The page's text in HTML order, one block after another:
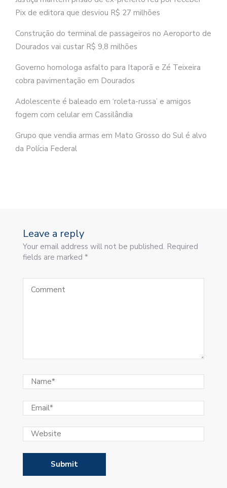
Pix de editora que desviou R$ 27 milhões
Construção do terminal de passageiros no Aeroporto de
Dourados vai custar R$ 9,8 milhões
Governo homologa asfalto para Itaporã e Zé Teixeira
cobra pavimentação em Dourados
Adolescente é baleado em ‘roleta-russa’ e amigos
fogem com celular em Cassilândia
Grupo que vendia armas em Mato Grosso do Sul é alvo
da Polícia Federal
Leave a reply
Your email address will not be published. Required
fields are marked *